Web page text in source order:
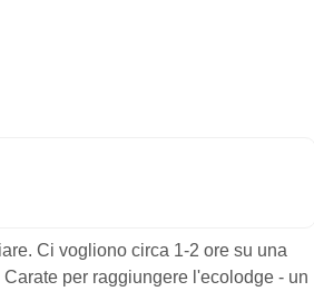
Ci vogliono circa 1-2 ore su una
per raggiungere l'ecolodge - un